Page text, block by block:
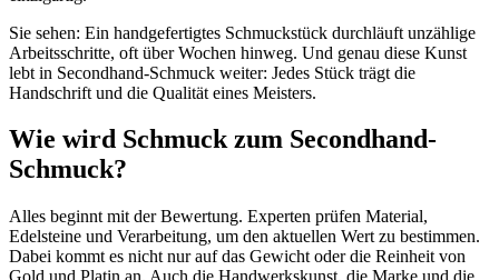
Sie sehen: Ein handgefertigtes Schmuckstück durchläuft unzählige
Arbeitsschritte, oft über Wochen hinweg. Und genau diese Kunst
lebt in Secondhand-Schmuck weiter: Jedes Stück trägt die
Handschrift und die Qualität eines Meisters.
Wie wird Schmuck zum Secondhand-
Schmuck?
Alles beginnt mit der Bewertung. Experten prüfen Material,
Edelsteine und Verarbeitung, um den aktuellen Wert zu bestimmen.
Dabei kommt es nicht nur auf das Gewicht oder die Reinheit von